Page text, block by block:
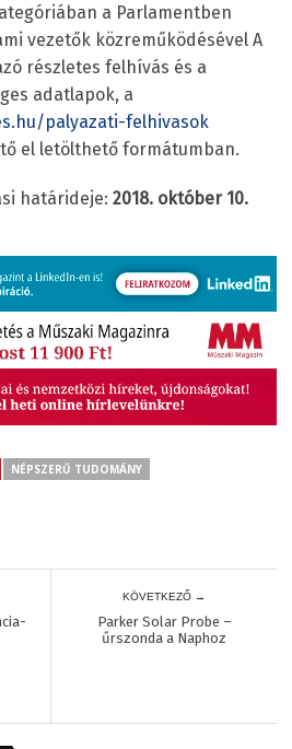
a Parlamentben
vezetők közreműködésével A
részletes felhívás és a
adatlapok, a
palyazati-felhivasok
el letölthető formátumban.
határideje: 2018. október 10.
NÉPSZERŰ TUDOMÁNY
KÖVETKEZŐ →
Parker Solar Probe –
űrszonda a Naphoz